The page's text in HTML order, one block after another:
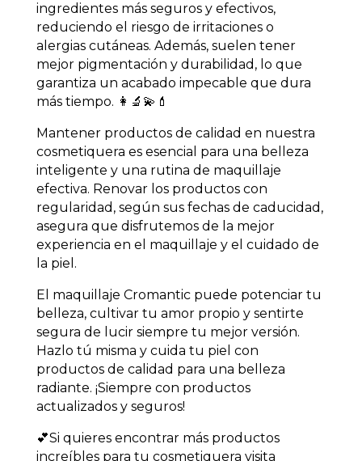
ingredientes más seguros y efectivos,
reduciendo el riesgo de irritaciones o
alergias cutáneas. Además, suelen tener
mejor pigmentación y durabilidad, lo que
garantiza un acabado impecable que dura
más tiempo. 👩‍🔬💫💄
Mantener productos de calidad en nuestra
cosmetiquera es esencial para una belleza
inteligente y una rutina de maquillaje
efectiva. Renovar los productos con
regularidad, según sus fechas de caducidad,
asegura que disfrutemos de la mejor
experiencia en el maquillaje y el cuidado de
la piel.
El maquillaje Cromantic puede potenciar tu
belleza, cultivar tu amor propio y sentirte
segura de lucir siempre tu mejor versión.
Hazlo tú misma y cuida tu piel con
productos de calidad para una belleza
radiante. ¡Siempre con productos
actualizados y seguros!
💕Si quieres encontrar más productos
increíbles para tu cosmetiquera visita